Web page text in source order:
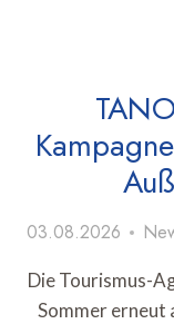
03.08.2026
Die Tourismus-
Sommer erneut